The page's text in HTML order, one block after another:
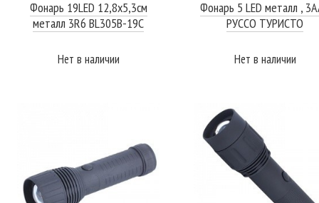
Фонарь 19LED 12,8х5,3см
металл 3R6 BL305B-19C
Нет в наличии
Фонарь 5 LED металл ,
РУССО ТУРИСТО
Нет в наличии